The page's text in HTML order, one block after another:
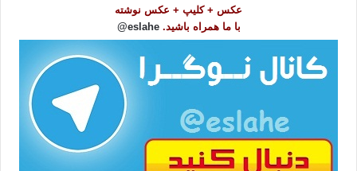
عکس + کلیپ + عکس نوشته
با ما همراه باشید. eslahe@